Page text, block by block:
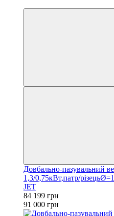
Довбально-пазувальний
1,3/0,75кВт,патр/
JET
84 199 грн
91 000 грн